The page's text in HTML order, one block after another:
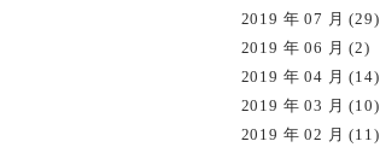
2019 年 07 月 (29)
2019 年 06 月 (2)
2019 年 04 月 (14)
2019 年 03 月 (10)
2019 年 02 月 (11)